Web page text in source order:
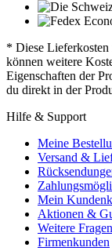
* Diese Lieferkosten
können weitere
Eigenschaften der
du direkt in der
Hilfe & Support
Meine
Versand &
Mein
Aktionen &
Weitere
Firmenkunden